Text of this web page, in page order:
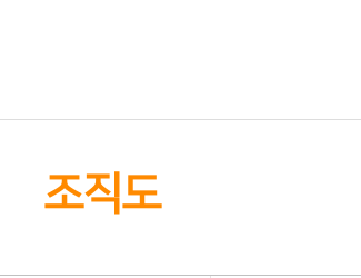
조직도